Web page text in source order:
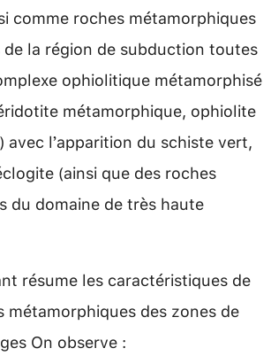
comme roches métamorphiques
la région de subduction toutes
ophiolitique métamorphisé
métamorphique, ophiolite
l’apparition du schiste vert,
(ainsi que des roches
du domaine de très haute
résume les caractéristiques de
métamorphiques des zones de
On observe :